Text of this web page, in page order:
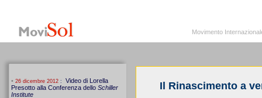
Movimento
Il Rinascimento a